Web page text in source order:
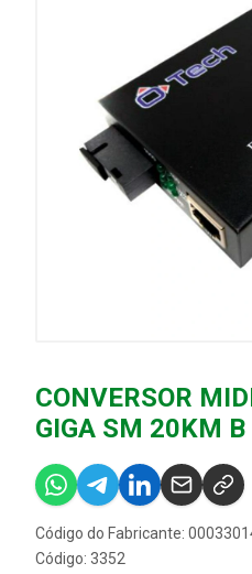
CONVERSOR
GIGA SM 20KM B
Código do Fabricante:
Código: 3352